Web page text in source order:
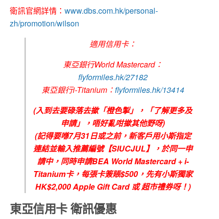
衛訊官網詳情： www.dbs.com.hk/personal-
zh/promotion/wilson
適用信用卡：
東亞銀行World Mastercard：
flyformiles.hk/27182
東亞銀行i-Titanium：flyformiles.hk/13414
(入到去要碌落去撳「橙色掣」，「了解更多及
申請」，唔好亂咁撳其他野呀)
(記得要喺7月31日或之前，新客戶用小斯指定
連結並輸入推薦編號【SIUCJUL】，於同一申
請中，同時申請BEA World Mastercard + i-
Titanium卡，每張卡簽賬$500，先有小斯獨家
HK$2,000 Apple Gift Card 或 超市禮券呀！)
東亞信用卡 衛訊優惠